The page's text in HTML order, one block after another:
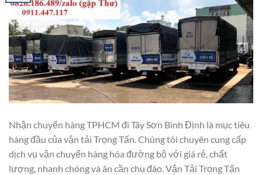
Nhận chuyển hàng TPHCM đi Tây Sơn Bình Định là mục tiêu
hàng đầu của vận tải Trọng Tấn. Chúng tôi chuyên cung cấp
dịch vụ vận chuyển hàng hóa đường bộ với giá rẻ, chất
lượng, nhanh chóng và ân cần chu đáo. Vận Tải Trọng Tấn